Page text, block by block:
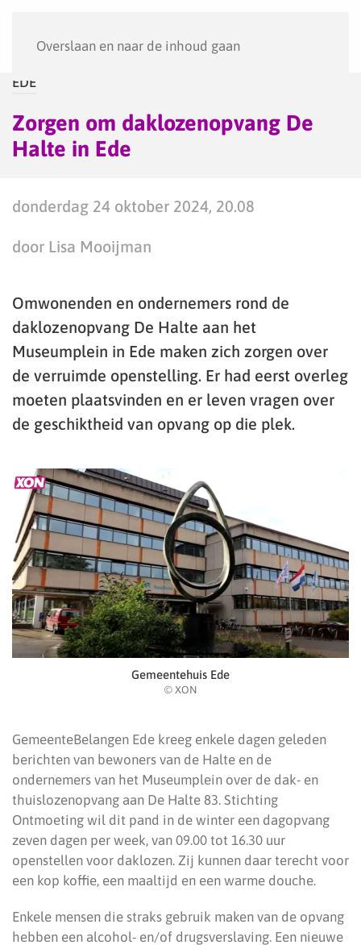
Overslaan en naar de inhoud gaan
EDE
Zorgen om daklozenopvang De
Halte in Ede
donderdag 24 oktober 2024, 20.08
door Lisa Mooijman
Omwonenden en ondernemers rond de
daklozenopvang De Halte aan het
Museumplein in Ede maken zich zorgen over
de verruimde openstelling. Er had eerst overleg
moeten plaatsvinden en er leven vragen over
de geschiktheid van opvang op die plek.
Gemeentehuis Ede
© XON
GemeenteBelangen Ede kreeg enkele dagen geleden
berichten van bewoners van de Halte en de
ondernemers van het Museumplein over de dak- en
thuislozenopvang aan De Halte 83. Stichting
Ontmoeting wil dit pand in de winter een dagopvang
zeven dagen per week, van 09.00 tot 16.30 uur
openstellen voor daklozen. Zij kunnen daar terecht voor
een kop koffie, een maaltijd en een warme douche.
Enkele mensen die straks gebruik maken van de opvang
hebben een alcohol- en/of drugsverslaving. Een nieuwe